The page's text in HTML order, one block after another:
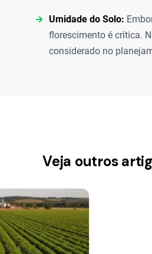
Umidade do Solo:
florescimento é crítica.
considerado no
Veja outros